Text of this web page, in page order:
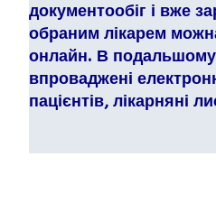
документообіг і вже
обраним лікарем
онлайн. В
впроваджені
пацієнтів, лікарняні